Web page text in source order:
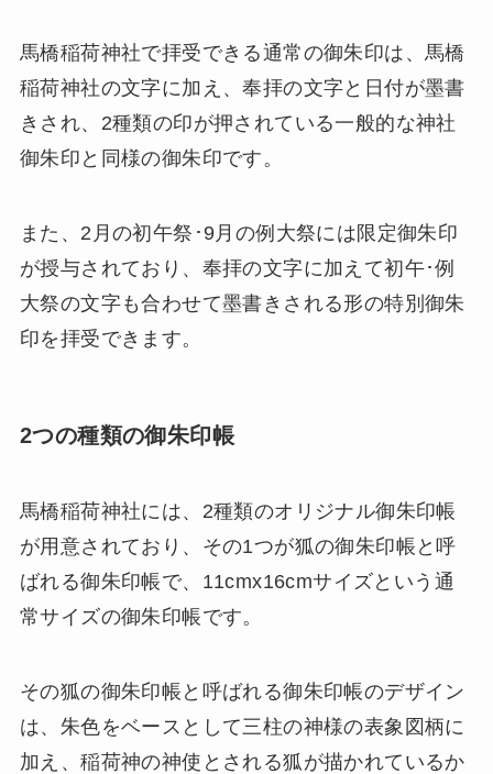
馬橋稲荷神社で拝受できる通常の御朱印は、馬橋
稲荷神社の文字に加え、奉拝の文字と日付が墨書
きされ、2種類の印が押されている一般的な神社
御朱印と同様の御朱印です。
また、2月の初午祭･9月の例大祭には限定御朱印
が授与されており、奉拝の文字に加えて初午･例
大祭の文字も合わせて墨書きされる形の特別御朱
印を拝受できます。
2つの種類の御朱印帳
馬橋稲荷神社には、2種類のオリジナル御朱印帳
が用意されており、その1つが狐の御朱印帳と呼
ばれる御朱印帳で、11cmx16cmサイズという通
常サイズの御朱印帳です。
その狐の御朱印帳と呼ばれる御朱印帳のデザイン
は、朱色をベースとして三柱の神様の表象図柄に
加え、稲荷神の神使とされる狐が描かれているか